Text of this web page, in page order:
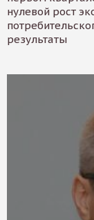
нулевой рост
результаты